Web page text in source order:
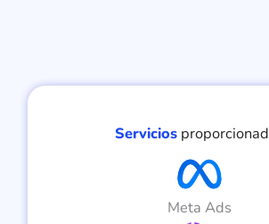
Servicios
Meta Ads